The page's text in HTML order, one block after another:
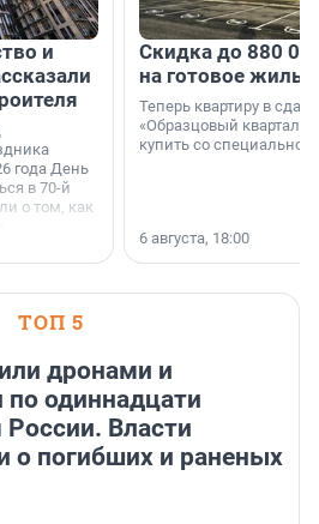
и
года День
в 70-й
о том, как
Скидка до 880
на готовое
Теперь квартиру в
«Образцовый квартал
купить со специальной
6 августа, 18:00
ТОП 5
дронами и
по одиннадцати
России. Власти
о погибших и раненых